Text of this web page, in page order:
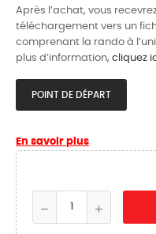
Après l’achat, vous
téléchargement vers un
comprenant la rando à
plus d’information, cliquez
POINT DE DÉPART
En savoir plus